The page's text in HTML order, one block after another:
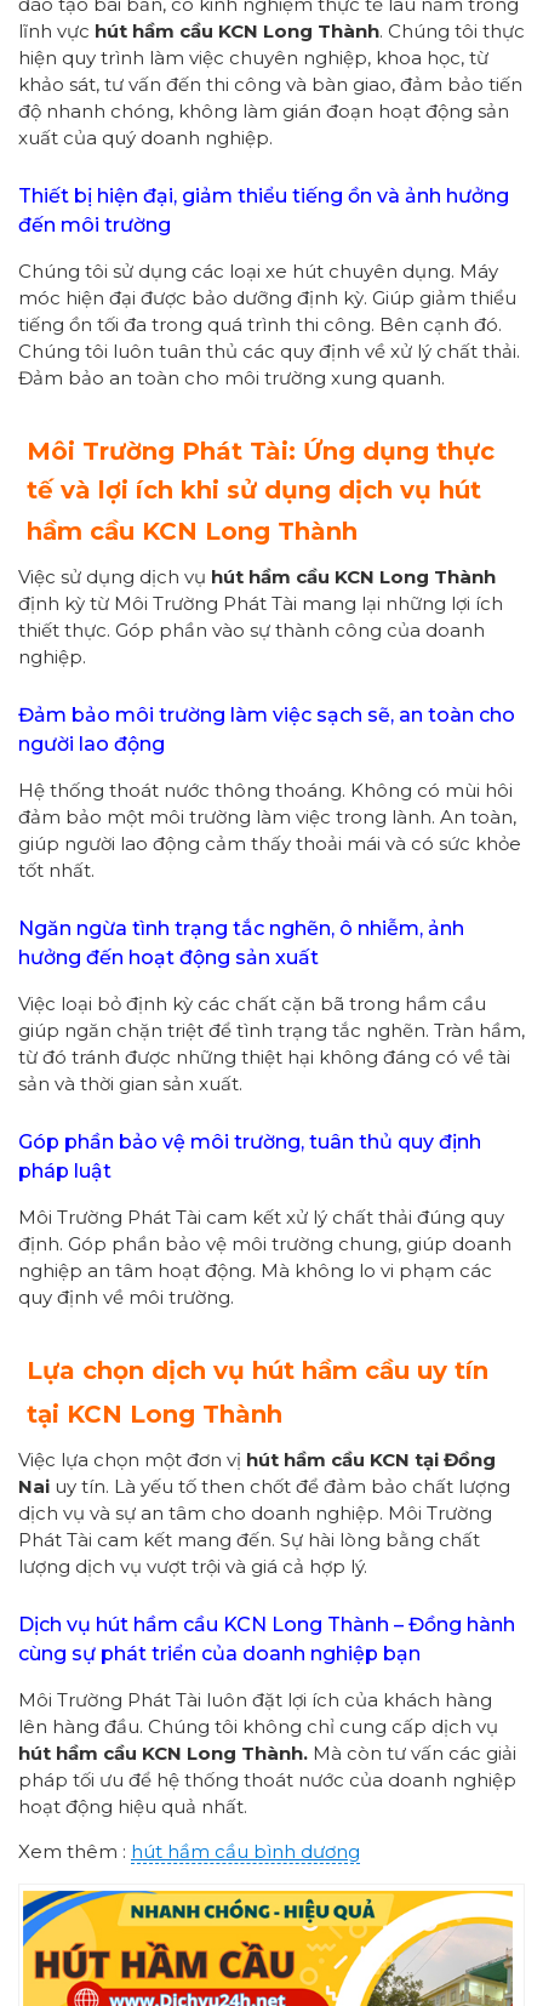
đào tạo bài bản, có kinh nghiệm thực tế lâu năm trong
lĩnh vực hút hầm cầu KCN Long Thành. Chúng tôi thực
hiện quy trình làm việc chuyên nghiệp, khoa học, từ
khảo sát, tư vấn đến thi công và bàn giao, đảm bảo tiến
độ nhanh chóng, không làm gián đoạn hoạt động sản
xuất của quý doanh nghiệp.
Thiết bị hiện đại, giảm thiểu tiếng ồn và ảnh hưởng
đến môi trường
Chúng tôi sử dụng các loại xe hút chuyên dụng. Máy
móc hiện đại được bảo dưỡng định kỳ. Giúp giảm thiểu
tiếng ồn tối đa trong quá trình thi công. Bên cạnh đó.
Chúng tôi luôn tuân thủ các quy định về xử lý chất thải.
Đảm bảo an toàn cho môi trường xung quanh.
Môi Trường Phát Tài: Ứng dụng thực
tế và lợi ích khi sử dụng dịch vụ hút
hầm cầu KCN Long Thành
Việc sử dụng dịch vụ hút hầm cầu KCN Long Thành
định kỳ từ Môi Trường Phát Tài mang lại những lợi ích
thiết thực. Góp phần vào sự thành công của doanh
nghiệp.
Đảm bảo môi trường làm việc sạch sẽ, an toàn cho
người lao động
Hệ thống thoát nước thông thoáng. Không có mùi hôi
đảm bảo một môi trường làm việc trong lành. An toàn,
giúp người lao động cảm thấy thoải mái và có sức khỏe
tốt nhất.
Ngăn ngừa tình trạng tắc nghẽn, ô nhiễm, ảnh
hưởng đến hoạt động sản xuất
Việc loại bỏ định kỳ các chất cặn bã trong hầm cầu
giúp ngăn chặn triệt để tình trạng tắc nghẽn. Tràn hầm,
từ đó tránh được những thiệt hại không đáng có về tài
sản và thời gian sản xuất.
Góp phần bảo vệ môi trường, tuân thủ quy định
pháp luật
Môi Trường Phát Tài cam kết xử lý chất thải đúng quy
định. Góp phần bảo vệ môi trường chung, giúp doanh
nghiệp an tâm hoạt động. Mà không lo vi phạm các
quy định về môi trường.
Lựa chọn dịch vụ hút hầm cầu uy tín
tại KCN Long Thành
Việc lựa chọn một đơn vị hút hầm cầu KCN tại Đồng
Nai uy tín. Là yếu tố then chốt để đảm bảo chất lượng
dịch vụ và sự an tâm cho doanh nghiệp. Môi Trường
Phát Tài cam kết mang đến. Sự hài lòng bằng chất
lượng dịch vụ vượt trội và giá cả hợp lý.
Dịch vụ hút hầm cầu KCN Long Thành – Đồng hành
cùng sự phát triển của doanh nghiệp bạn
Môi Trường Phát Tài luôn đặt lợi ích của khách hàng
lên hàng đầu. Chúng tôi không chỉ cung cấp dịch vụ
hút hầm cầu KCN Long Thành. Mà còn tư vấn các giải
pháp tối ưu để hệ thống thoát nước của doanh nghiệp
hoạt động hiệu quả nhất.
Xem thêm : hút hầm cầu bình dương